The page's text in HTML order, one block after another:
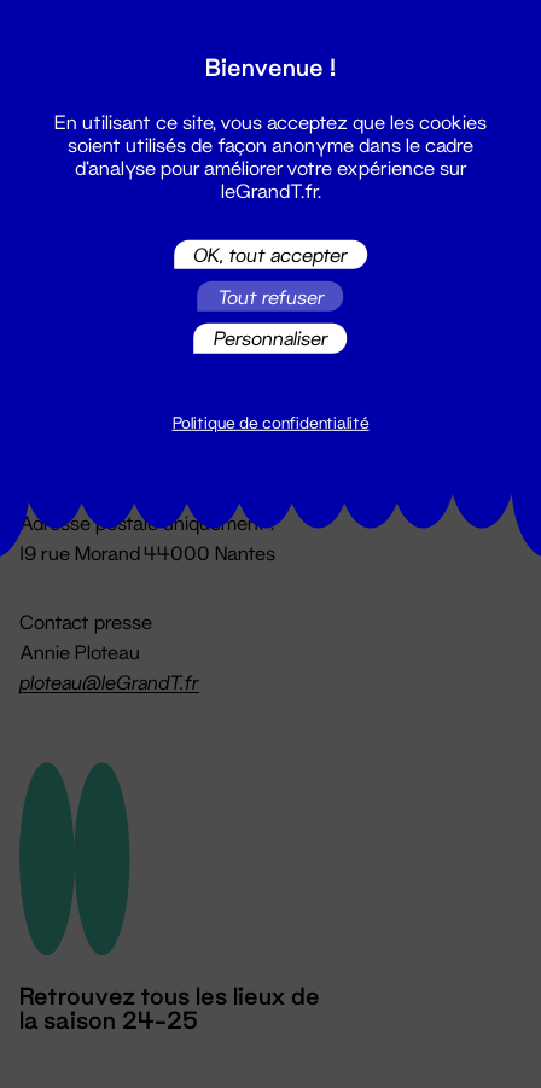
Du lundi au vendredi 14h → 18h
Adresse postale uniquement :
19 rue Morand 44000 Nantes
Contact presse
Annie Ploteau
ploteau@leGrandT.fr
Retrouvez tous les lieux de
la saison 24-25
Bienvenue !
En utilisant ce site, vous acceptez que les cookies
soient utilisés de façon anonyme dans le cadre
d'analyse pour améliorer votre expérience sur
leGrandT.fr.
OK, tout accepter
Tout refuser
Personnaliser
Politique de confidentialité